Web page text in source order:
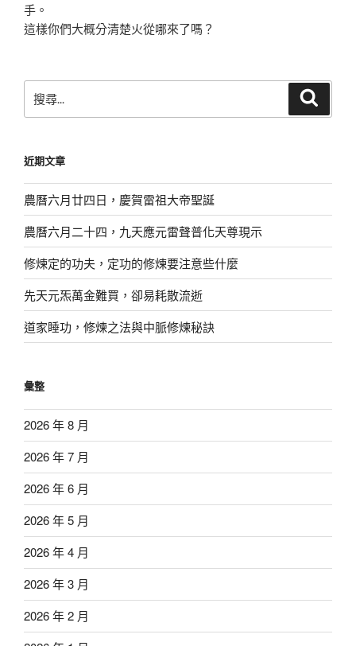
手。
這樣你們大概分清楚火從哪來了嗎？
尋
字:
近期文章
農曆六月廿四日，慶賀雷祖大帝聖誕
農曆六月二十四，九天應元雷聲普化天尊現示
修煉定的功夫，定功的修煉要注意些什麼
先天元炁萬金難買，卻易耗散流逝
道家睡功，修煉之法與中脈修煉秘訣
彙整
2026 年 8 月
2026 年 7 月
2026 年 6 月
2026 年 5 月
2026 年 4 月
2026 年 3 月
2026 年 2 月